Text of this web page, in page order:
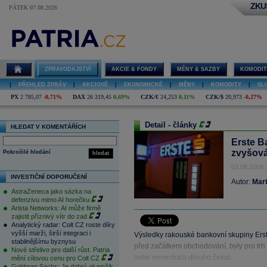
PÁTEK 07.08.2026
ZPRAVODAJSTVÍ AKCIE & FONDY MĚNY & SAZBY
PŘEHLED ZPRÁV AKCIOVÉ EKONOMICKÉ MĚNY KOMODITY
PX 2 785,07 -0,71% DAX 26 319,45 0,69% CZK/€ 24,253 0,11% CZK/$ 20,973 -0,27%
HLEDAT V KOMENTÁŘÍCH
hledat
Pokročilé hledání
INVESTIČNÍ DOPORUČENÍ
AstraZeneca jako sázka na
defenzivu mimo AI horečku
Arista Networks: AI může firmě
zajistit příznivý vítr do zad
Analytický radar: Colt CZ roste díky
vyšší marži, širší integraci i
stabilnějšímu byznysu
Nové střelivo pro další růst. Patria
mění cílovou cenu pro Colt CZ
Detail - články
Erste
03.08.2009
Autor:
Výsledky rakouské bankovní skupiny
před začátkem obchodování, byly pro
sebe nenechala dlouho čekat.